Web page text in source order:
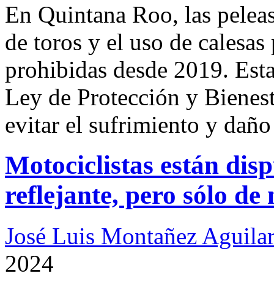
En Quintana Roo, las
de toros y el uso de
prohibidas desde 2019.
Ley de Protección y
evitar el sufrimiento y
Motociclistas están
reflejante, pero sólo de
José Luis Montañez Aguilar
2024